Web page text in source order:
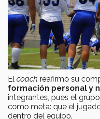
El coach reafirmó su
formación personal y
integrantes, pues el
como meta: que el
dentro del equipo.